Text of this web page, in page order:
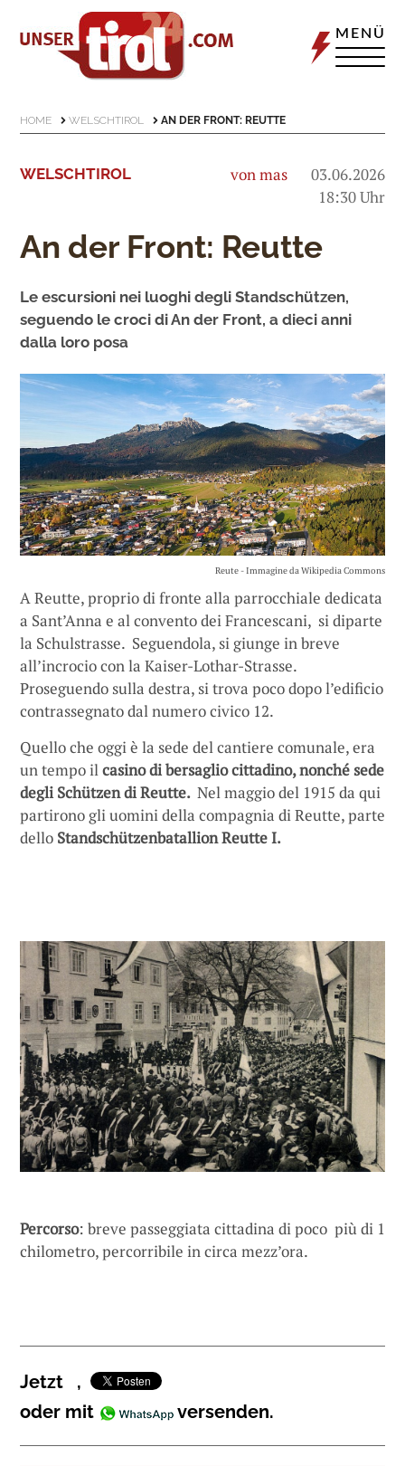
MENÜ
HOME WELSCHTIROL AN DER FRONT: REUTTE
WELSCHTIROL von mas
03.06.2026
18:30 Uhr
An der Front: Reutte
Le escursioni nei luoghi degli Standschützen,
seguendo le croci di An der Front, a dieci anni
dalla loro posa
Reute - Immagine da Wikipedia Commons
A Reutte, proprio di fronte alla parrocchiale dedicata
a Sant’Anna e al convento dei Francescani, si diparte
la Schulstrasse. Seguendola, si giunge in breve
all’incrocio con la Kaiser-Lothar-Strasse.
Proseguendo sulla destra, si trova poco dopo l’edificio
contrassegnato dal numero civico 12.
Quello che oggi è la sede del cantiere comunale, era
un tempo ilcasino di bersaglio cittadino, nonché sede
degli Schützen di Reutte. Nel maggio del 1915 da qui
partirono gli uomini della compagnia di Reutte, parte
dello Standschützenbatallion Reutte I.
Percorso: breve passeggiata cittadina di poco più di 1
chilometro, percorribile in circa mezz’ora.
Jetzt
,
oder mit
versenden.